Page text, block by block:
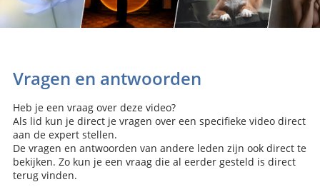
Vragen en antwoorden
Heb je een vraag over deze video?
Als lid kun je direct je vragen over een specifieke video direct
aan de expert stellen.
De vragen en antwoorden van andere leden zijn ook direct te
bekijken. Zo kun je een vraag die al eerder gesteld is direct
terug vinden.